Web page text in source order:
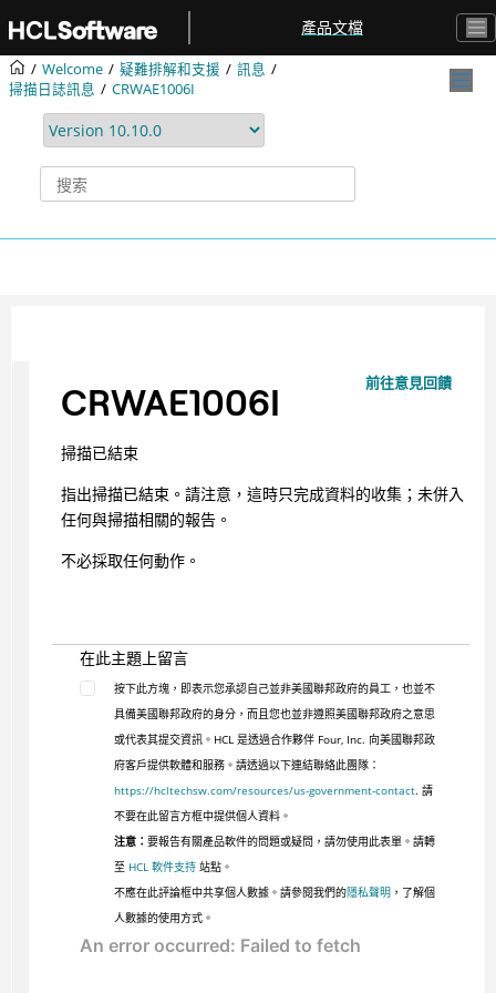
產品文檔
Welcome 疑難排解和支援
訊息
掃描日誌訊息
CRWAE1006I
前往意見回饋
CRWAE1006I
掃描已結束
指出掃描已結束。請注意，這時只完成資料的收集；未併入
任何與掃描相關的報告。
不必採取任何動作。
在此主題上留言
按下此方塊，即表示您承認自己並非美國聯邦政府的員工，也並不
具備美國聯邦政府的身分，而且您也並非遵照美國聯邦政府之意思
或代表其提交資訊。HCL 是透過合作夥伴 Four, Inc. 向美國聯邦政
府客戶提供軟體和服務。請透過以下連結聯絡此團隊：
https://hcltechsw.com/resources/us-government-contact. 請
不要在此留言方框中提供個人資料。
注意： 要報告有關產品軟件的問題或疑問，請勿使用此表單。請轉
至 HCL 軟件支持站點。
不應在此評論框中共享個人數據。請參閱我們的隱私聲明 ，了解個
人數據的使用方式。